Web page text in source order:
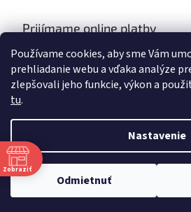
Používame cookies, aby sme Vám
prehliadanie webu a vďaka analýze
zlepšovali jeho funkcie, výkon a
tu.
Nastavenie
Odmietnuť
Prijímame online platby
Copyright 2026NAJ Radiátor.
Upraviť nastavenie
Zobraziť